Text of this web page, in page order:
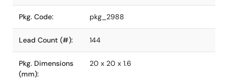
Pkg. Code: pkg_2988
Lead Count (#): 144
Pkg. Dimensions
(mm):
20 x 20 x 1.6